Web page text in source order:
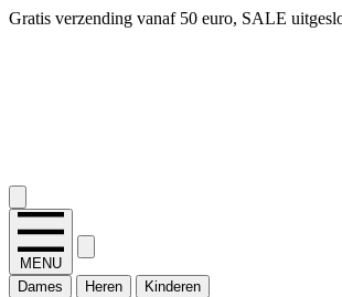
Gratis verzending vanaf 50 euro, SALE
MENU
Dames
Heren Kinderen